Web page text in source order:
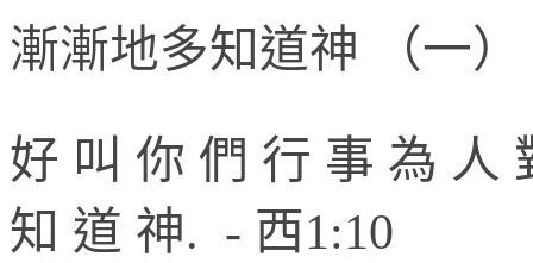
漸漸地多知道神 （一）
好 叫 你 們 行 事 為 人
知 道 神. - 西1:10